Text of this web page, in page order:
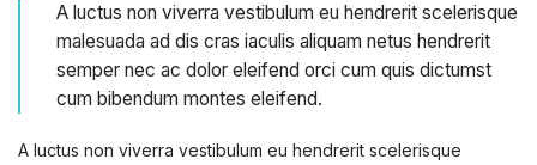
A luctus non viverra vestibulum eu hendrerit scelerisque
malesuada ad dis cras iaculis aliquam netus hendrerit
semper nec ac dolor eleifend orci cum quis dictumst
cum bibendum montes eleifend.
A luctus non viverra vestibulum eu hendrerit scelerisque